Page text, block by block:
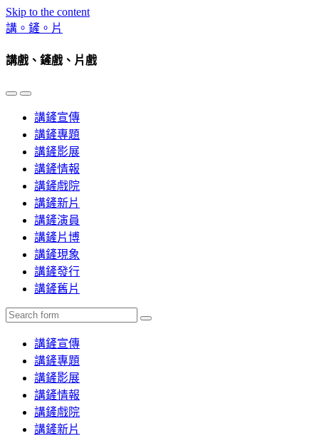
Skip to the content
講。鏟。片
講戲、鏟戲、片戲
Toggle
mobile
Toggle
search
field
講鏟宣傳
講鏟專題
講鏟影展
講鏟情報
講鏟戲院
講鏟新片
講鏟演員
講鏟片博
講鏟現象
講鏟發行
講鏟舊片
Search
講鏟宣傳
講鏟專題
講鏟影展
講鏟情報
講鏟戲院
講鏟新片